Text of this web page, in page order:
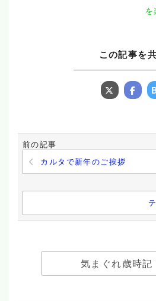
この記事を
前の記事
カルタで新年のご挨拶
気まぐれ歳時記